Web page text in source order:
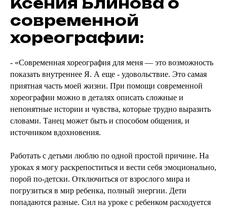
современной
хореографии:
- «Современная хореография для меня — это возможность
показать внутреннее Я. А еще - удовольствие. Это самая
приятная часть моей жизни. При помощи современной
хореографии можно в деталях описать сложные и
непонятные истории и чувства, которые трудно выразить
словами. Танец может быть и способом общения, и
источником вдохновения.
Работать с детьми люблю по одной простой причине. На
уроках я могу раскрепоститься и вести себя эмоционально,
порой по-детски. Отключиться от взрослого мира и
погрузиться в мир ребенка, полный энергии. Дети
попадаются разные. Сил на уроке с ребенком расходуется